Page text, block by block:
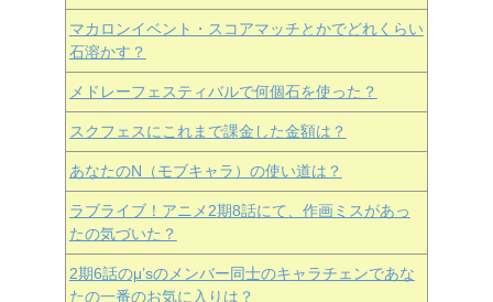
マカロンイベント・スコアマッチとかでどれくらい
石溶かす？
メドレーフェスティバルで何個石を使った？
スクフェスにこれまで課金した金額は？
あなたのN（モブキャラ）の使い道は？
ラブライブ！アニメ2期8話にて、作画ミスがあっ
たの気づいた？
2期6話のμ’sのメンバー同士のキャラチェンであな
たの一番のお気に入りは？